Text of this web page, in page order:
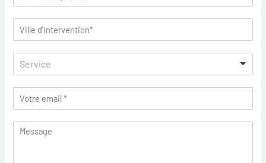
Service